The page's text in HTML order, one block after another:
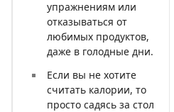
упражнениям или
отказываться от
любимых продуктов,
даже в голодные дни.
Если вы не хотите
считать калории, то
просто садясь за стол